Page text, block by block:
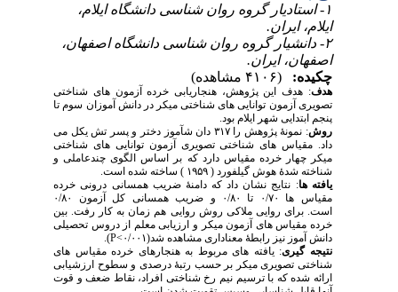
۱- استادیار گروه روان شناسی دانشگاه ایلام،
ایلام، ایران.
۲- دانشیار گروه روان شناسی دانشگاه اصفهان،
اصفهان، ایران.
چکیده:
هدف: هدف این پژوهش، هنجاریابی خرده آزمون های شناختی
تصویری آزمون توانایی های شناختی میکر در دانش آموزان سوم تا
پنجم ابتدایی شهر ایلام بود.
روش
: نمونۀ پژوهش را ۳۱۷ دان شآموز دختر و پسر تش یکل می
داد. مقیاس های شناختی تصویری آزمون توانایی های شناختی
میکر چهار خرده مقیاس دارد که بر اساس الگوی چندعاملی و
شناخته شدۀ هوش گیلفورد ( ۱۹۵۹ ) ساخته شده است.
یافته ها : نتایج نشان داد که دامنۀ ضریب همسانی درونی خرده
مقیاس ها ۰/۷۰ تا ۰/۸۰ و ضریب همسانی کل آزمون ۰/۸۰
است. برای روایی ملاکی روش روایی هم زمان به کار رفت. بین
خرده مقیاس های آزمون میکر و ارزیابی معلم از دروس تحصیلی
دانش آموز نیز رابطۀ معناداری مشاهده شد(P<۰/۰۰۱).
نتیجه گیری: یافته های مربوط به هنجارهای خرده مقیاس های
شناختی تصویری میکر بر حسب رتبۀ درصدی و سطوح ارزشیابی
ارائه شده که با ترسیم نیم رخ شناختی افراد، نقاط ضعف و قوت